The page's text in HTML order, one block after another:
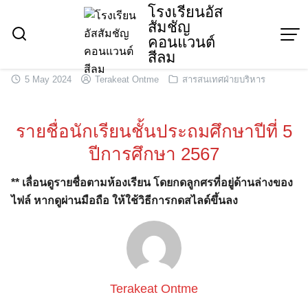
content
โรงเรียนอัส
สัมชัญ
คอนแวนต์
สีลม
5 May 2024 Terakeat Ontme สารสนเทศฝ่ายบริหาร
รายชื่อนักเรียนชั้นประถมศึกษาปีที่ 5
ปีการศึกษา 2567
** เลื่อนดูรายชื่อตามห้องเรียน โดยกดลูกศรที่อยู่ด้านล่างของ
ไฟล์ หากดูผ่านมือถือ ให้ใช้วิธีการกดสไลด์ขึ้นลง
Terakeat Ontme